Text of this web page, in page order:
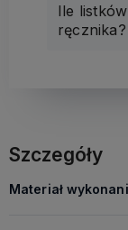
Ile
ręcznika?
Szczegóły
Materiał